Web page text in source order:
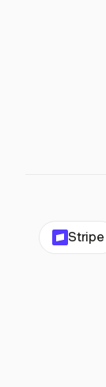
Stripe